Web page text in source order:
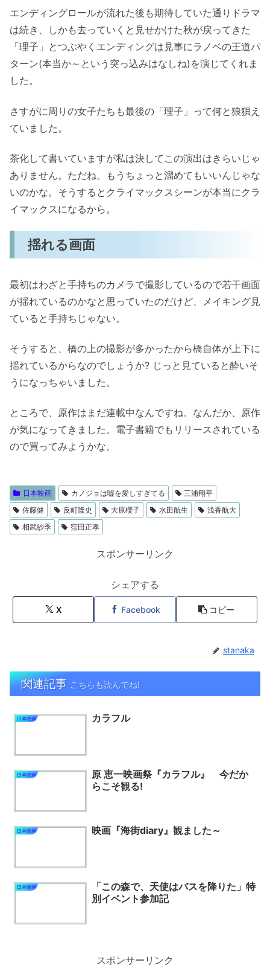
エンディングロールが流れた後も期待していた通りドラマ
は続き、しかも去っていくと見せかけた秋が戻ってきた
「理子」とつぶやくエンディングは見事にラノベの王道パ
ターン(本当か～という突っ込みはなしね)を演じてくれま
した。
さすがに周りの女子たちも最後の「理子」って何と狼狽え
ていました。
茶化して書いていますが私は決してこの演出はきらいじゃ
ありません。ただね、もうちょっと溜めてもいいんじゃな
いのかな。そうするとクライマックスシーンが本当にクラ
イマックスになるから。
揺れる画面
最初はわざと手持ちのカメラで撮影しているので若干画面
が揺れているのかなと思っていたのだけど、メイキング見
ていると手持ちじゃない。
そうすると、橋の上の撮影が多かったから橋自体が上下に
揺れているからなのでしょうか? じっと見ていると酔いそ
うになっちゃいました。
ところで、原作はまだ連載中なんですね。なんだか、原作
が気になってきました。電子書籍でもリリースされている
ので買ってみようかな。
日本映画 カノジョは嘘を愛しすぎてる
三浦翔平
佐藤健
反町隆史 大原櫻子 水田航生
浅香航大
相武紗季
窪田正孝
スポンサーリンク
シェアする
X Facebook コピー
stanaka
関連記事 こちらも読んでね!
日本映画 カラフル
日本映画
原 恵一映画祭『カラフル』 今だか
らこそ観る!
日本映画 映画『海街diary』観ました～
日本映画
「この森で、天使はバスを降りた」特
別イベント参加記
スポンサーリンク